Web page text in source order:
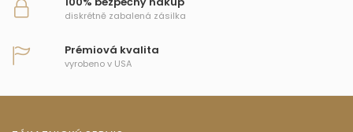
diskrétně zabalená zásilka
Prémiová kvalita
vyrobeno v USA